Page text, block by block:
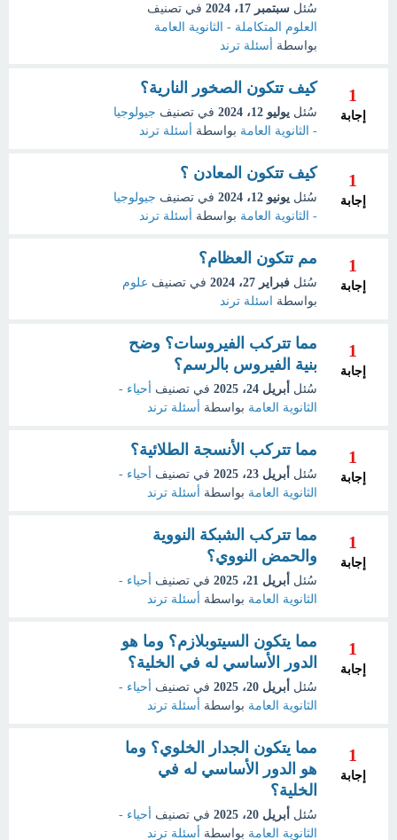
سُئل سبتمبر 17، 2024
في تصنيف
العلوم المتكاملة - الثانوية العامة
بواسطة
أسئلة ترند
1
إجابة
كيف تتكون الصخور النارية؟
سُئل يوليو 12، 2024 في تصنيف جيولوجيا
- الثانوية العامة بواسطة أسئلة ترند
1
إجابة
كيف تتكون المعادن ؟
سُئل يونيو 12، 2024 في تصنيف جيولوجيا
- الثانوية العامة بواسطة أسئلة ترند
1
إجابة
مم تتكون العظام؟
سُئل فبراير 27، 2024 في تصنيف علوم
بواسطة
اسئلة ترند
1
إجابة
مما تتركب الفيروسات؟ وضح
بنية الفيروس بالرسم؟
سُئل أبريل 24، 2025 في تصنيف
أحياء -
الثانوية العامة بواسطة أسئلة ترند
1
إجابة
مما تتركب الأنسجة الطلائية؟
سُئل أبريل 23، 2025 في تصنيف
أحياء -
الثانوية العامة بواسطة أسئلة ترند
1
إجابة
مما تتركب الشبكة النووية
والحمض النووي؟
سُئل أبريل 21، 2025 في تصنيف
أحياء -
الثانوية العامة بواسطة أسئلة ترند
1
إجابة
مما يتكون السيتوبلازم؟ وما هو
الدور الأساسي له في الخلية؟
سُئل أبريل 20، 2025 في تصنيف
أحياء -
الثانوية العامة بواسطة أسئلة ترند
1
إجابة
مما يتكون الجدار الخلوي؟ وما
هو الدور الأساسي له في
الخلية؟
سُئل أبريل 20، 2025 في تصنيف
أحياء -
الثانوية العامة بواسطة أسئلة ترند